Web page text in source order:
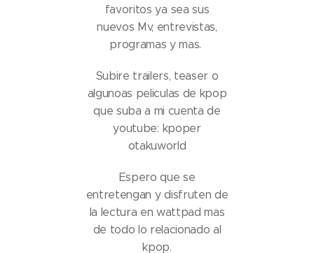
favoritos ya sea sus
nuevos Mv, entrevistas,
programas y mas.
Subire trailers, teaser o
algunoas peliculas de kpop
que suba a mi cuenta de
youtube: kpoper
otakuworld
Espero que se
entretengan y disfruten de
la lectura en wattpad mas
de todo lo relacionado al
kpop.